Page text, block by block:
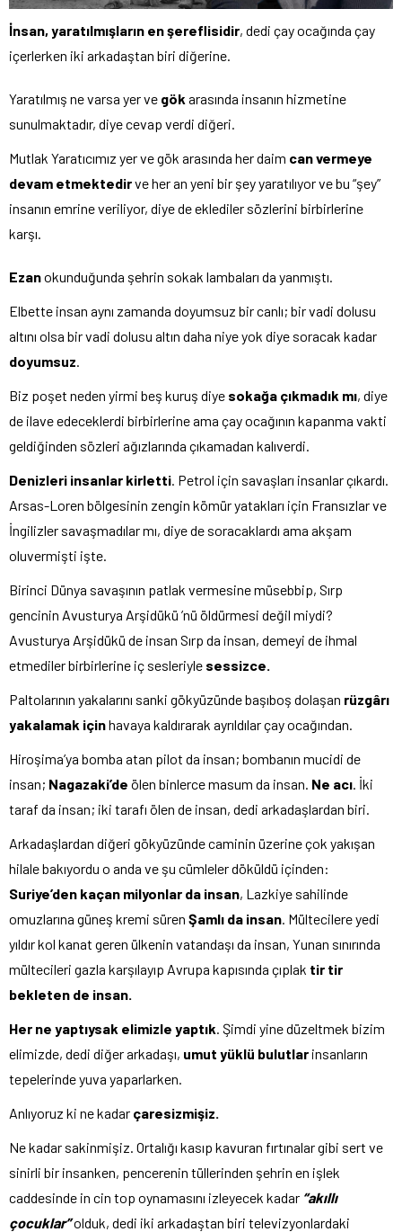
İnsan, yaratılmışların en şereflisidir, dedi çay ocağında çay
içerlerken iki arkadaştan biri diğerine.
Yaratılmış ne varsa yer ve gök arasında insanın hizmetine
sunulmaktadır, diye cevap verdi diğeri.
Mutlak Yaratıcımız yer ve gök arasında her daim can vermeye
devam etmektedirve her an yeni bir şey yaratılıyor ve bu “şey”
insanın emrine veriliyor, diye de eklediler sözlerini birbirlerine
karşı.
Ezanokunduğunda şehrin sokak lambaları da yanmıştı.
Elbette insan aynı zamanda doyumsuz bir canlı; bir vadi dolusu
altını olsa bir vadi dolusu altın daha niye yok diye soracak kadar
doyumsuz
Biz poşet neden yirmi beş kuruş diye sokağa çıkmadık mı, diye
de ilave edeceklerdi birbirlerine ama çay ocağının kapanma vakti
geldiğinden sözleri ağızlarında çıkamadan kalıverdi.
Denizleri insanlar kirletti . Petrol için savaşları insanlar çıkardı.
Arsas-Loren bölgesinin zengin kömür yatakları için Fransızlar ve
İngilizler savaşmadılar mı, diye de soracaklardı ama akşam
oluvermişti işte.
Birinci Dünya savaşının patlak vermesine müsebbip, Sırp
gencinin Avusturya Arşidükü ’nü öldürmesi değil miydi?
Avusturya Arşidükü de insan Sırp da insan, demeyi de ihmal
etmediler birbirlerine iç sesleriyle sessizce.
Paltolarının yakalarını sanki gökyüzünde başıboş dolaşan rüzgârı
yakalamak içinhavaya kaldırarak ayrıldılar çay ocağından.
Hiroşima’ya bomba atan pilot da insan; bombanın mucidi de
insan; Nagazaki’de ölen binlerce masum da insan. Ne acı . İki
taraf da insan; iki tarafı ölen de insan, dedi arkadaşlardan biri.
Arkadaşlardan diğeri gökyüzünde caminin üzerine çok yakışan
hilale bakıyordu o anda ve şu cümleler döküldü içinden:
Suriye’den kaçan milyonlar da insan, Lazkiye sahilinde
omuzlarına güneş kremi süren Şamlı da insan . Mültecilere yedi
yıldır kol kanat geren ülkenin vatandaşı da insan, Yunan sınırında
mültecileri gazla karşılayıp Avrupa kapısında çıplak tir tir
bekleten de insan.
Her ne yaptıysak elimizle yaptık . Şimdi yine düzeltmek bizim
elimizde, dedi diğer arkadaşı, umut yüklü bulutlar insanların
tepelerinde yuva yaparlarken.
Anlıyoruz ki ne kadar çaresizmişiz.
Ne kadar sakinmişiz. Ortalığı kasıp kavuran fırtınalar gibi sert ve
sinirli bir insanken, pencerenin tüllerinden şehrin en işlek
caddesinde in cin top oynamasını izleyecek kadar “akıllı
çocuklar”olduk, dedi iki arkadaştan biri televizyonlardaki